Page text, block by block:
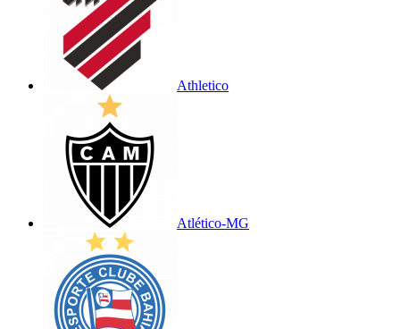
Athletico
Atlético-MG